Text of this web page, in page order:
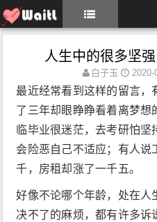
人生中的很多坚
白子玉 2020-
最近经常看到这样的留言，
了三年却眼睁睁看着离梦想
临毕业很迷茫，去考研怕
会险恶自己不适应；有人说
千，房租却涨了一千五。
好像不论哪个年龄，处在人
决不了的麻烦，都有许多诉